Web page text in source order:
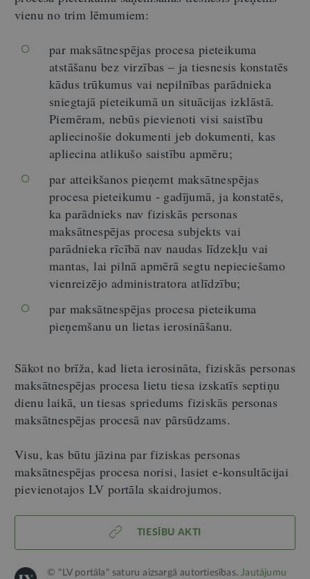
vienu no trim lēmumiem:
par maksātnespējas procesa pieteikuma
atstāšanu bez virzības – ja tiesnesis konstatēs
kādus trūkumus vai nepilnības parādnieka
sniegtajā pieteikumā un situācijas izklāstā.
Piemēram, nebūs pievienoti visi saistību
apliecinošie dokumenti jeb dokumenti, kas
apliecina atlikušo saistību apmēru;
par atteikšanos pieņemt maksātnespējas
procesa pieteikumu - gadījumā, ja konstatēs,
ka parādnieks nav fiziskās personas
maksātnespējas procesa subjekts vai
parādnieka rīcībā nav naudas līdzekļu vai
mantas, lai pilnā apmērā segtu nepieciešamo
vienreizējo administratora atlīdzību;
par maksātnespējas procesa pieteikuma
pieņemšanu un lietas ierosināšanu.
Sākot no brīža, kad lieta ierosināta, fiziskās personas
maksātnespējas procesa lietu tiesa izskatīs septiņu
dienu laikā, un tiesas spriedums fiziskās personas
maksātnespējas procesā nav pārsūdzams.
Visu, kas būtu jāzina par fiziskas personas
maksātnespējas procesa norisi, lasiet e-konsultācijai
pievienotajos LV portāla skaidrojumos.
TIESĪBU AKTI
© "LV portāla" saturu aizsargā autortiesības.Jautājumu